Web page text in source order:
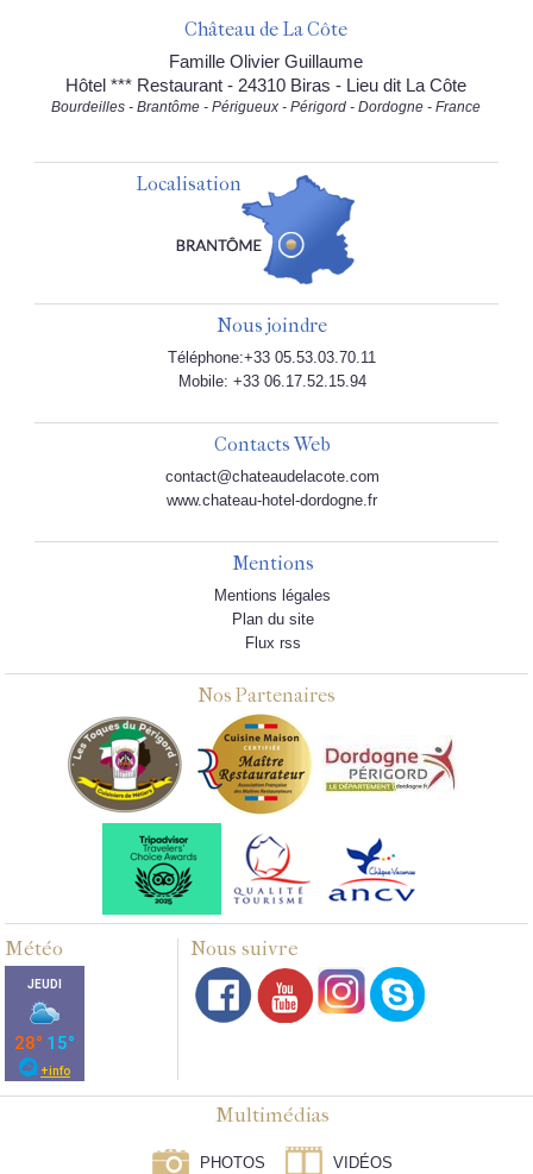
Château de La Côte
Famille Olivier Guillaume
Hôtel *** Restaurant - 24310 Biras - Lieu dit La Côte
Bourdeilles - Brantôme - Périgueux - Périgord - Dordogne - France
Localisation
Nous joindre
Téléphone:+33 05.53.03.70.11
Mobile: +33 06.17.52.15.94
Contacts Web
contact@chateaudelacote.com
www.chateau-hotel-dordogne.fr
Mentions
Mentions légales
Plan du site
Flux rss
Nos Partenaires
Météo Nous suivre
Multimédias
PHOTOS VIDÉOS